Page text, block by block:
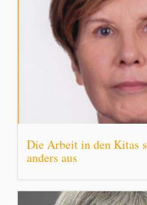
Die Arbeit in den Kitas
anders aus